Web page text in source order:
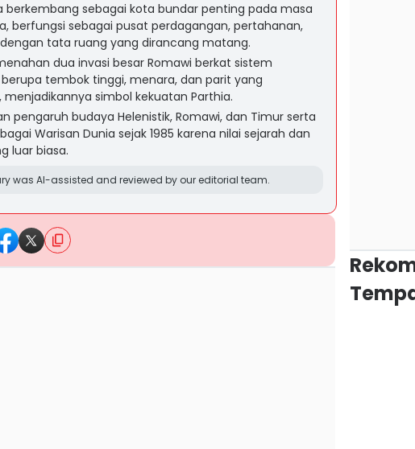
berkembang sebagai kota bundar penting pada masa
berfungsi sebagai pusat perdagangan, pertahanan,
tata ruang yang dirancang matang.
dua invasi besar Romawi berkat sistem
tembok tinggi, menara, dan parit yang
simbol kekuatan Parthia.
pengaruh budaya Helenistik, Romawi, dan Timur serta
Warisan Dunia sejak 1985 karena nilai sejarah dan
luar biasa.
was AI-assisted and reviewed by our editorial team.